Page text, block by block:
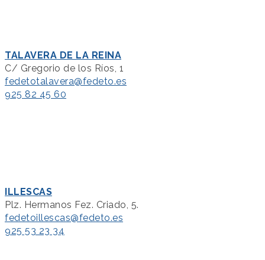
TALAVERA DE LA REINA
C/ Gregorio de los Ríos, 1
fedetotalavera@fedeto.es
925 82 45 60
ILLESCAS
Plz. Hermanos Fez. Criado, 5.
fedetoillescas@fedeto.es
925 53 23 34